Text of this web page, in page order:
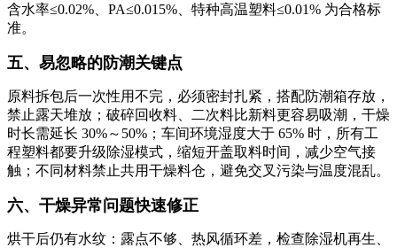
含水率≤0.02%、PA≤0.015%、特种高温塑料≤0.01% 为合格标
准。
五、易忽略的防潮关键点
原料拆包后一次性用不完，必须密封扎紧，搭配防潮箱存放，
禁止露天堆放；破碎回收料、二次料比新料更容易吸潮，干燥
时长需延长 30%～50%；车间环境湿度大于 65% 时，所有工
程塑料都要升级除湿模式，缩短开盖取料时间，减少空气接
触；不同材料禁止共用干燥料仓，避免交叉污染与温度混乱。
六、干燥异常问题快速修正
烘干后仍有水纹：露点不够、热风循环差，检查除湿机再生、